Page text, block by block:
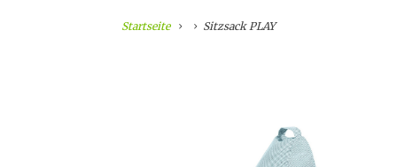
Startseite Sitzsack PLAY